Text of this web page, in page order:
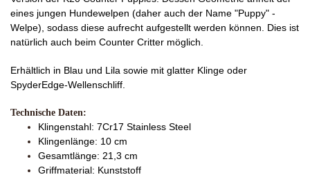
eines jungen Hundewelpen (daher auch der Name "Puppy" -
Welpe), sodass diese aufrecht aufgestellt werden können. Dies ist
natürlich auch beim Counter Critter möglich.
Erhältlich in Blau und Lila sowie mit glatter Klinge oder
SpyderEdge-Wellenschliff.
Technische Daten:
Klingenstahl: 7Cr17 Stainless Steel
Klingenlänge: 10 cm
Gesamtlänge: 21,3 cm
Griffmaterial: Kunststoff